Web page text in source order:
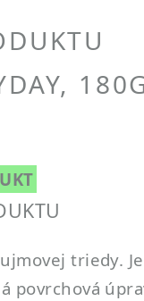
triedy.